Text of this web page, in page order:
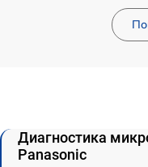
Диагностика
Panasonic